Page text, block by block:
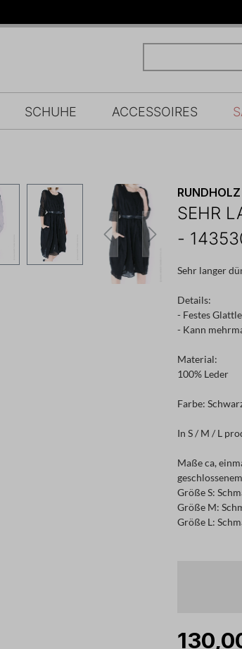
SCHUHE ACCESSOIRES
RUNDHOLZ
SEHR
-
Sehr langer
Details:
- Festes
- Kann
Material:
100% Leder
Farbe:
In S / M / L
Maße ca,
Größe S:
Größe M:
Größe L: